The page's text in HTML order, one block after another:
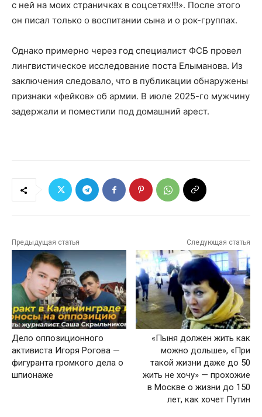
с ней на моих страничках в соцсетях!!!». После этого
он писал только о воспитании сына и о рок-группах.
Однако примерно через год специалист ФСБ провел
лингвистическое исследование поста Елыманова. Из
заключения следовало, что в публикации обнаружены
признаки «фейков» об армии. В июле 2025-го мужчину
задержали и поместили под домашний арест.
Предыдущая статья
Дело оппозиционного
активиста Игоря Рогова —
фигуранта громкого дела о
шпионаже
Следующая статья
«Пыня должен жить как
можно дольше», «При
такой жизни даже до 50
жить не хочу» — прохожие
в Москве о жизни до 150
лет, как хочет Путин